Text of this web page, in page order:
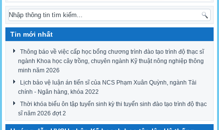
Tin mới nhất
Thông báo về việc cấp học bổng chương trình đào tạo trình độ thạc sĩ
ngành Khoa học cây trồng, chuyên ngành Kỹ thuật nông nghiệp thông
minh năm 2026
Lịch bảo vệ luận án tiến sĩ của NCS Phạm Xuân Quỳnh, ngành Tài
chính - Ngân hàng, khóa 2022
Thời khóa biểu ôn tập tuyển sinh kỳ thi tuyển sinh đào tạo trình độ thạc
sĩ năm 2026 đợt 2